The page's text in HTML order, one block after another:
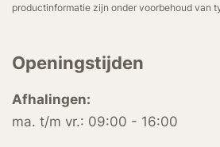
productinformatie zijn onder voorbehoud van
Openingstijden
Afhalingen:
ma. t/m vr.: 09:00 - 16:00